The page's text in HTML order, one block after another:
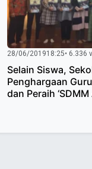
28/06/201918:25• 6.336
Selain Siswa,
Penghargaan
dan Peraih